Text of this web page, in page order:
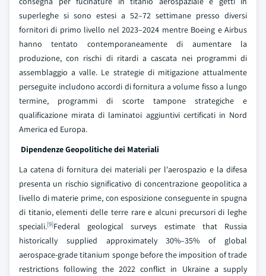
superleghe si sono estesi a 52–72 settimane presso diversi
fornitori di primo livello nel 2023–2024 mentre Boeing e Airbus
hanno tentato contemporaneamente di aumentare la
produzione, con rischi di ritardi a cascata nei programmi di
assemblaggio a valle. Le strategie di mitigazione attualmente
perseguite includono accordi di fornitura a volume fisso a lungo
termine, programmi di scorte tampone strategiche e
qualificazione mirata di laminatoi aggiuntivi certificati in Nord
America ed Europa.
Dipendenze Geopolitiche dei Materiali
La catena di fornitura dei materiali per l'aerospazio e la difesa
presenta un rischio significativo di concentrazione geopolitica a
livello di materie prime, con esposizione conseguente in spugna
di titanio, elementi delle terre rare e alcuni precursori di leghe
speciali.[9]Federal geological surveys estimate that Russia
historically supplied approximately 30%–35% of global
aerospace-grade titanium sponge before the imposition of trade
restrictions following the 2022 conflict in Ukraine a supply